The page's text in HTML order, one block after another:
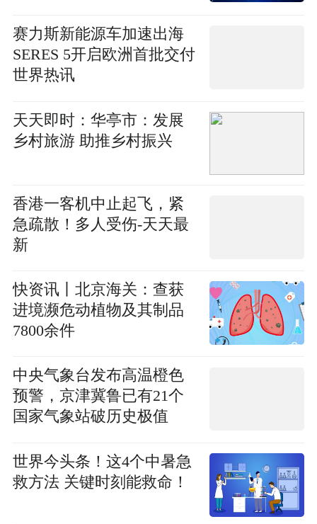
赛力斯新能源车加速出海
SERES 5开启欧洲首批交付
世界热讯
天天即时：华亭市：发展
乡村旅游 助推乡村振兴
香港一客机中止起飞，紧
急疏散！多人受伤-天天最
新
快资讯丨北京海关：查获
进境濒危动植物及其制品
7800余件
中央气象台发布高温橙色
预警，京津冀鲁已有21个
国家气象站破历史极值
世界今头条！这4个中暑急
救方法 关键时刻能救命！